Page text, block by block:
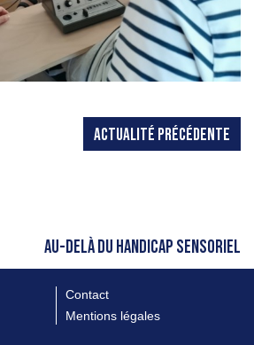
ACTUALITÉ PRÉCÉDENTE
AU-DELÀ DU HANDICAP SENSORIEL
Contact
Mentions légales